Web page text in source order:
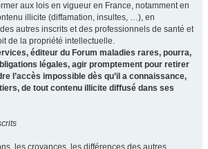
aux lois en vigueur en France, notamment en
illicite (diffamation, insultes, …), en
autres inscrits et des professionnels de santé et
de la propriété intellectuelle.
éditeur du Forum maladies rares, pourra,
légales, agir promptement pour retirer
l’accès impossible dès qu’il a connaissance,
de tout contenu illicite diffusé dans ses
les croyances, les différences des autres